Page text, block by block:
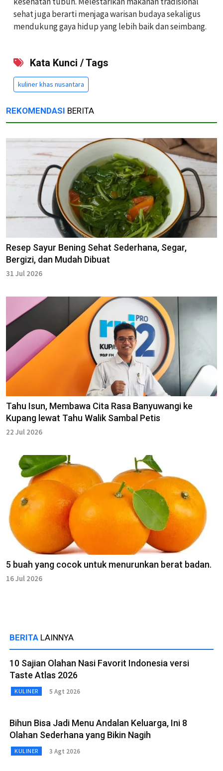
sehat juga berarti menjaga warisan budaya sekaligus
mendukung gaya hidup yang lebih baik dan seimbang.
Kata Kunci / Tags
kuliner khas nusantara
REKOMENDASI BERITA
Resep Sayur Bening Sehat Sederhana, Segar,
Bergizi, dan Mudah Dibuat
31 Jul 2026
Tahu Isun, Membawa Cita Rasa Banyuwangi ke
Kupang lewat Tahu Walik Sambal Petis
22 Jul 2026
5 buah yang cocok untuk menurunkan berat badan.
16 Jul 2026
BERITA LAINNYA
10 Sajian Olahan Nasi Favorit Indonesia versi
Taste Atlas 2026
KULINER 5 Agt 2026
Bihun Bisa Jadi Menu Andalan Keluarga, Ini 8
Olahan Sederhana yang Bikin Nagih
KULINER 3 Agt 2026